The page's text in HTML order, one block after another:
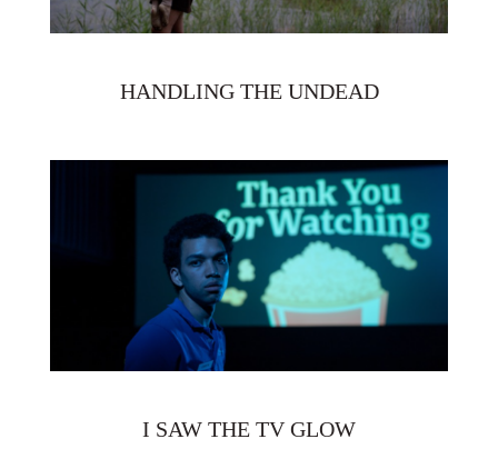
HANDLING THE UNDEAD
I SAW THE TV GLOW